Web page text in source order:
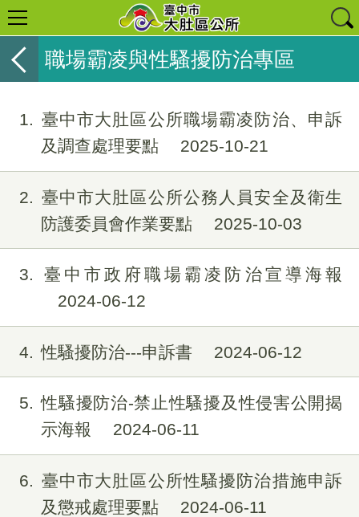
職場霸凌與性騷擾防治專區
1
臺中市大肚區公所職場霸凌防治、申訴
及調查處理要點
2025-10-21
2
臺中市大肚區公所公務人員安全及衛生
防護委員會作業要點
2025-10-03
3
臺中市政府職場霸凌防治宣導海報
2024-06-12
4 性騷擾防治---申訴書 2024-06-12
5
性騷擾防治-禁止性騷擾及性侵害公開揭
示海報
2024-06-11
6
臺中市大肚區公所性騷擾防治措施申訴
及懲戒處理要點
2024-06-11